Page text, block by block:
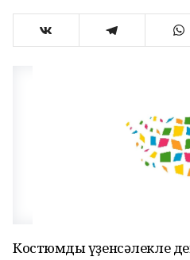
Костюмдың үҙенсәлекле